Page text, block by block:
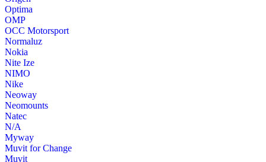
Optima
OMP
OCC Motorsport
Normaluz
Nokia
Nite Ize
NIMO
Nike
Neoway
Neomounts
Natec
N/A
Myway
Muvit for Change
Muvit